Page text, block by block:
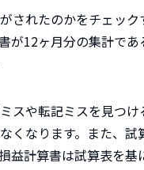
れたのかをチェック
が12ヶ月分の集計で
スや転記ミスを見つ
くなります。また、
益計算書は試算表を